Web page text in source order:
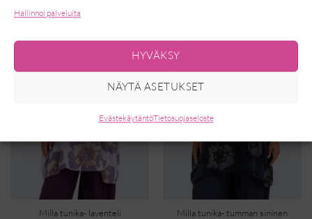
Hallinnoi palveluita
HYVÄKSY
NÄYTÄ ASETUKSET
EvästekäytäntöTietosuojaseloste
Milla tunika- laventeli Milla tunika- tumman sininen